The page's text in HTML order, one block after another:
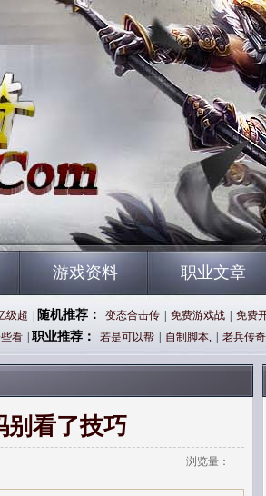
游戏资料 职业文章
级超 随机推荐： 变态合击传 免费游戏战 免费
看 职业推荐： 若是可以帮 自制脚本, 老兵传
别看了技巧
浏览量：